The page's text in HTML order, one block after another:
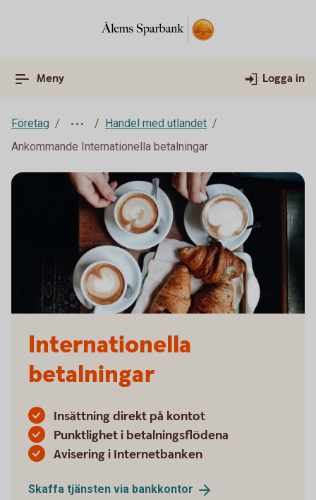
Meny Logga in
Företag
Handel med utlandet
Ankommande Internationella betalningar
Internationella
betalningar
Insättning direkt på kontot
Punktlighet i betalningsflödena
Avisering i Internetbanken
Skaffa tjänsten via bankkontor